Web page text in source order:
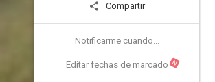
Compartir
Notificarme cuando...
Editar fechas de marcado N